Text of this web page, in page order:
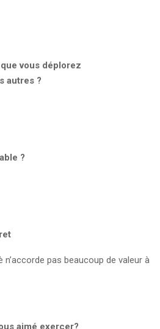
vous déplorez
autres ?
?
n’accorde pas beaucoup de valeur à
aimé exercer?